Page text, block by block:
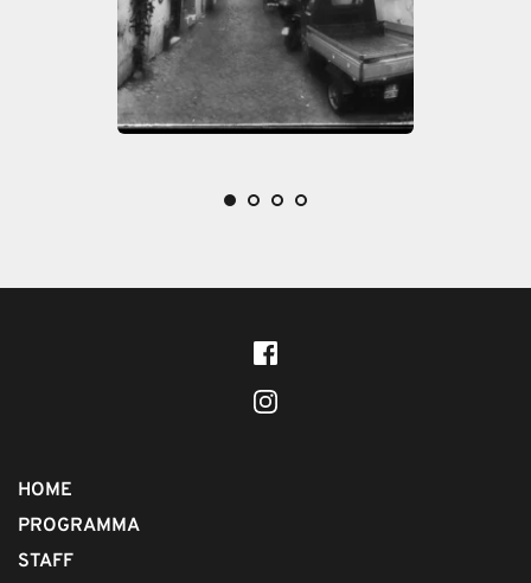
HOME
PROGRAMMA
STAFF